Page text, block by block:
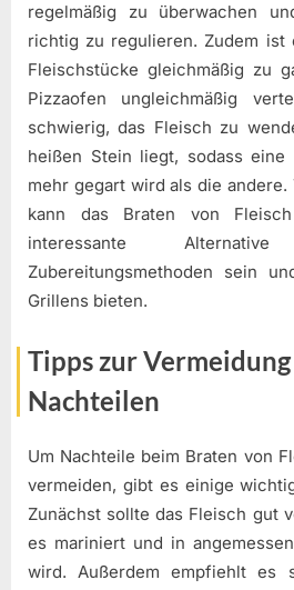
regelmäßig zu überwachen
richtig zu regulieren. Zudem ist
Fleischstücke gleichmäßig zu
Pizzaofen ungleichmäßig
schwierig, das Fleisch zu
heißen Stein liegt, sodass eine
mehr gegart wird als die
kann das Braten von
interessante
Zubereitungsmethoden sein
Grillens bieten.
Tipps zur
Nachteilen
Um Nachteile beim Braten von
vermeiden, gibt es einige
Zunächst sollte das Fleisch gut
es mariniert und in
wird. Außerdem empfiehlt es